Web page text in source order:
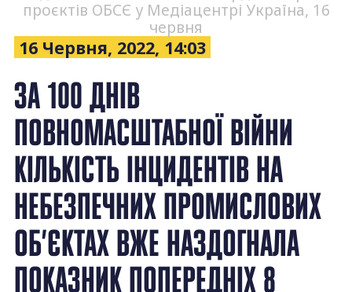
проєктів ОБСЄ у Медіацентрі Україна, 16
червня
16 Червня, 2022, 14:03
ЗА 100 ДНІВ
ПОВНОМАСШТАБНОЇ ВІЙНИ
КІЛЬКІСТЬ ІНЦИДЕНТІВ НА
НЕБЕЗПЕЧНИХ ПРОМИСЛОВИХ
ОБ’ЄКТАХ ВЖЕ НАЗДОГНАЛА
ПОКАЗНИК ПОПЕРЕДНІХ 8